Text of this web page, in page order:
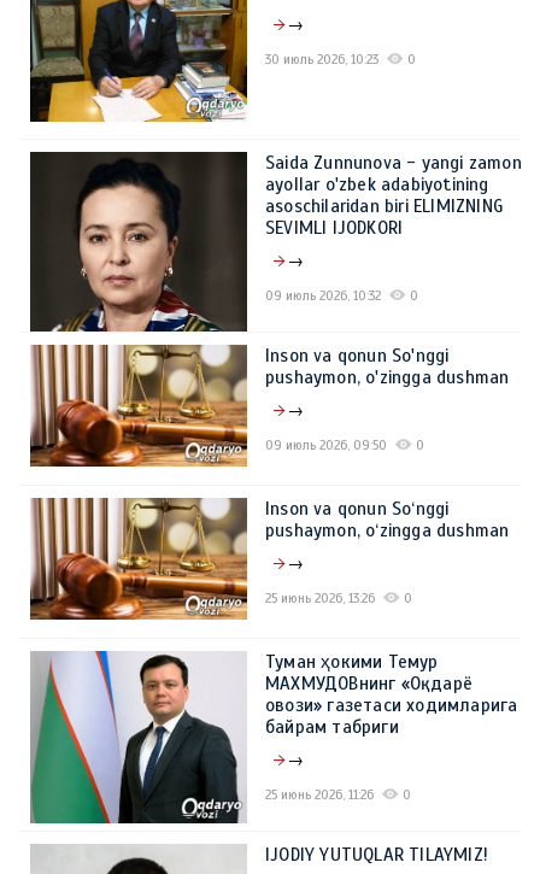
→
30 июль 2026, 10:23 0
Saida Zunnunova - yangi zamon
ayollar o'zbek adabiyotining
asoschilaridan biri ELIMIZNING
SEVIMLI IJODKORI
→
09 июль 2026, 10:32 0
Inson va qonun So'nggi
pushaymon, o'zingga dushman
→
09 июль 2026, 09:50 0
Inson va qonun So‘nggi
pushaymon, o‘zingga dushman
→
25 июнь 2026, 13:26 0
Туман ҳокими Темур
МАХМУДОВнинг «Оқдарё
овози» газетаси ходимларига
байрам табриги
→
25 июнь 2026, 11:26 0
IJODIY YUTUQLAR TILAYMIZ!